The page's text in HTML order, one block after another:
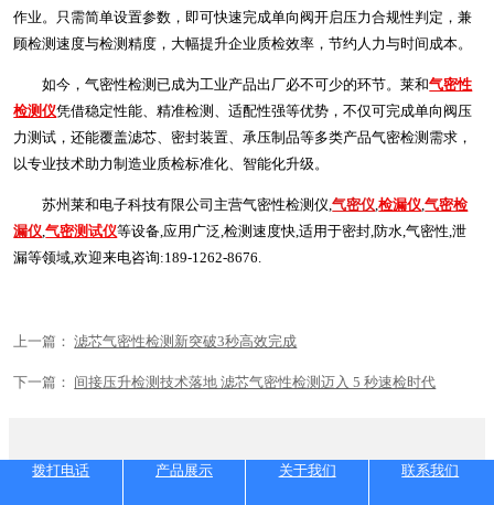
作业。只需简单设置参数，即可快速完成单向阀开启压力合规性判定，兼
顾检测速度与检测精度，大幅提升企业质检效率，节约人力与时间成本。
如今，气密性检测已成为工业产品出厂必不可少的环节。莱和气密性
检测仪凭借稳定性能、精准检测、适配性强等优势，不仅可完成单向阀压
力测试，还能覆盖滤芯、密封装置、承压制品等多类产品气密检测需求，
以专业技术助力制造业质检标准化、智能化升级。
苏州莱和电子科技有限公司主营气密性检测仪,气密仪,检漏仪,气密检
漏仪,气密测试仪等设备,应用广泛,检测速度快,适用于密封,防水,气密性,泄
漏等领域,欢迎来电咨询:189-1262-8676.
上一篇：滤芯气密性检测新突破3秒高效完成
下一篇： 间接压升检测技术落地 滤芯气密性检测迈入 5 秒速检时代
拨打电话 产品展示 关于我们 联系我们